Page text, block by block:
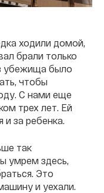
ходили домой,
брали только
убежища было
чтобы
С нами еще
трех лет. Ей
за ребенка.
так
умрем здесь,
Это
и уехали.